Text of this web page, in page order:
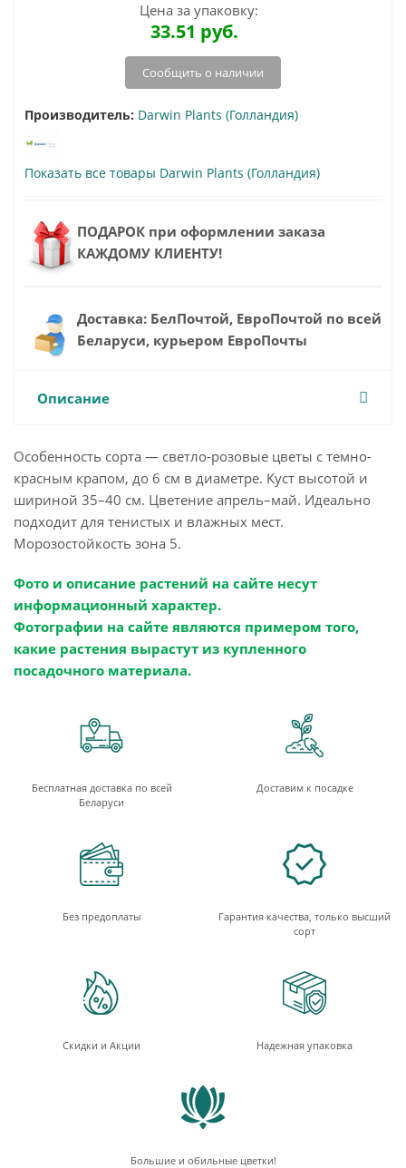
Цена за упаковку:
33.51 руб.
Сообщить о наличии
Производитель: Darwin Plants (Голландия)
Показать все товары Darwin Plants (Голландия)
ПОДАРОК при оформлении заказа
КАЖДОМУ КЛИЕНТУ!
Доставка: БелПочтой, ЕвроПочтой по всей
Беларуси, курьером ЕвроПочты
Описание
Особенность сорта — светло-розовые цветы с темно-
красным крапом, до 6 см в диаметре. Куст высотой и
шириной 35–40 см. Цветение апрель–май. Идеально
подходит для тенистых и влажных мест.
Морозостойкость зона 5.
Фото и описание растений на сайте несут
информационный характер.
Фотографии на сайте являются примером того,
какие растения вырастут из купленного
посадочного материала.
Бесплатная доставка по всей
Беларуси
Доставим к посадке
Без предоплаты
Гарантия качества, только высший
сорт
Скидки и Акции Надежная упаковка
Большие и обильные цветки!